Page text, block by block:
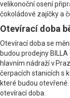
velikonoční osení
čokoládové zajíčky a
Otevírací doba
Otevírací doba se
budou prodejny
hlavním nádraží v
čerpacích stanicích s
které budou
otevírací doba.